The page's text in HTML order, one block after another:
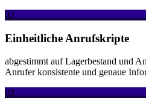
02
Einheitliche Anrufskripte
abgestimmt auf Lagerbestand und
Anrufer konsistente und genaue
03